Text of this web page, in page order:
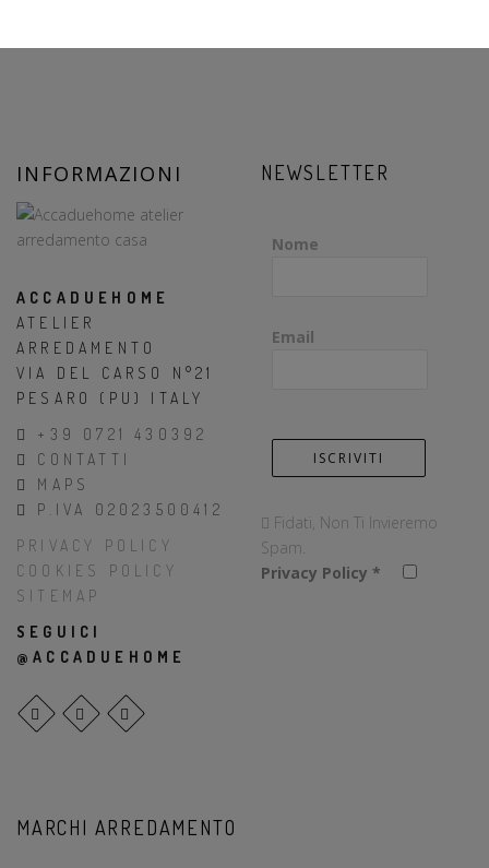
INFORMAZIONI
ACCADUEHOME
ATELIER
ARREDAMENTO
VIA DEL CARSO N°21
PESARO (PU) ITALY
+39 0721 430392
CONTATTI
MAPS
P.IVA 02023500412
PRIVACY POLICY
COOKIES POLICY
SITEMAP
SEGUICI
@ACCADUEHOME
NEWSLETTER
Nome
Email
Fidati, Non Ti Invieremo
Spam.
Privacy Policy *
MARCHI ARREDAMENTO